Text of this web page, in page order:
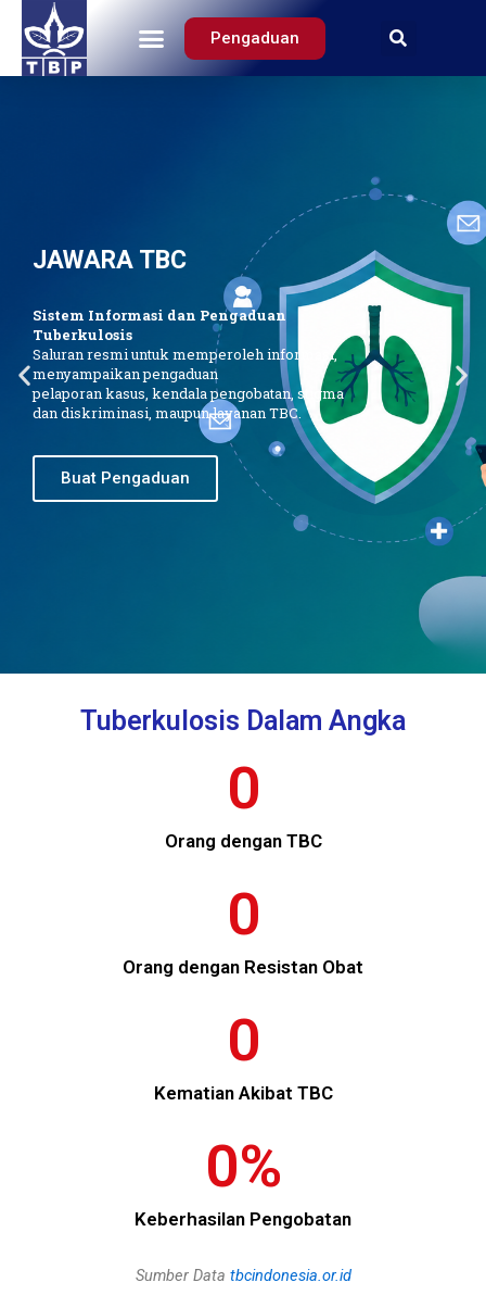
Pengaduan
JAWARA TBC
Sistem Informasi dan Pengaduan
Tuberkulosis
Saluran resmi untuk memperoleh informasi,
menyampaikan pengaduan
pelaporan kasus, kendala pengobatan, stigma
dan diskriminasi, maupun layanan TBC.
Buat Pengaduan
Tuberkulosis Dalam Angka
Orang dengan TBC
0
Orang dengan Resistan Obat
0
Kematian Akibat TBC
0
Keberhasilan Pengobatan
0%
Sumber Data tbcindonesia.or.id